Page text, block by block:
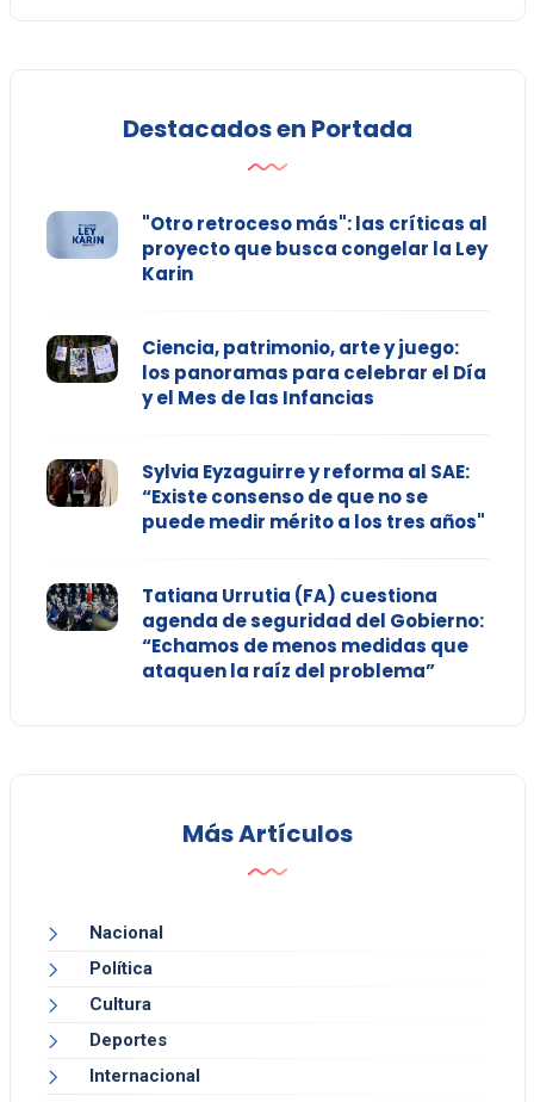
Destacados en Portada
"Otro retroceso más": las críticas al
proyecto que busca congelar la Ley
Karin
Ciencia, patrimonio, arte y juego:
los panoramas para celebrar el Día
y el Mes de las Infancias
Sylvia Eyzaguirre y reforma al SAE:
“Existe consenso de que no se
puede medir mérito a los tres años"
Tatiana Urrutia (FA) cuestiona
agenda de seguridad del Gobierno:
“Echamos de menos medidas que
ataquen la raíz del problema”
Más Artículos
Nacional
Política
Cultura
Deportes
Internacional